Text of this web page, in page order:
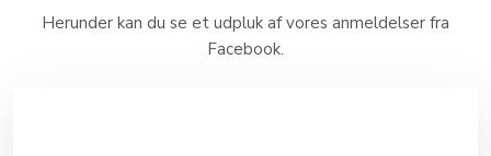
Herunder kan du se et udpluk af vores anmeldelser fra
Facebook.